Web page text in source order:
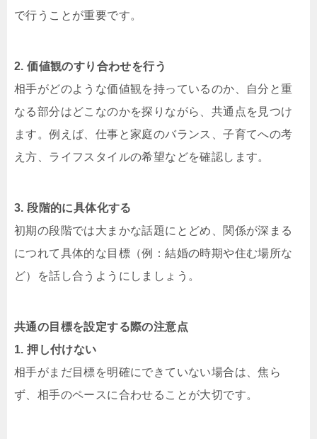
で行うことが重要です。
2. 価値観のすり合わせを行う
相手がどのような価値観を持っているのか、自分と重
なる部分はどこなのかを探りながら、共通点を見つけ
ます。例えば、仕事と家庭のバランス、子育てへの考
え方、ライフスタイルの希望などを確認します。
3. 段階的に具体化する
初期の段階では大まかな話題にとどめ、関係が深まる
につれて具体的な目標（例：結婚の時期や住む場所な
ど）を話し合うようにしましょう。
共通の目標を設定する際の注意点
1. 押し付けない
相手がまだ目標を明確にできていない場合は、焦ら
ず、相手のペースに合わせることが大切です。